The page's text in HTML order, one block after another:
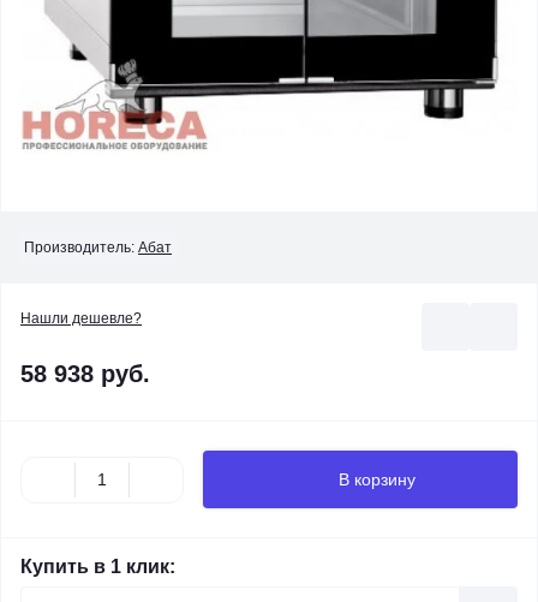
Производитель: Абат
Нашли дешевле?
58 938 руб.
В корзину
Купить в 1 клик: